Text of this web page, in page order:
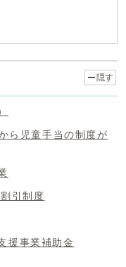
隠す
ら児童手当の制度が
引制度
援事業補助金